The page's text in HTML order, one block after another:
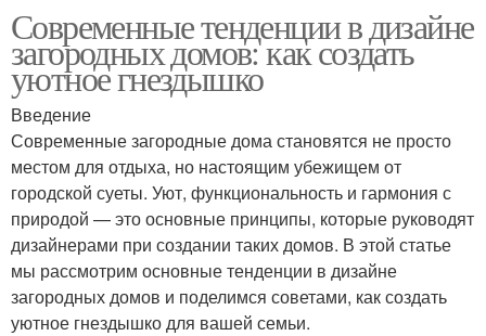
Современные тенденции в дизайне
загородных домов: как создать
уютное гнездышко
Введение
Современные загородные дома становятся не просто
местом для отдыха, но настоящим убежищем от
городской суеты. Уют, функциональность и гармония с
природой — это основные принципы, которые руководят
дизайнерами при создании таких домов. В этой статье
мы рассмотрим основные тенденции в дизайне
загородных домов и поделимся советами, как создать
уютное гнездышко для вашей семьи.